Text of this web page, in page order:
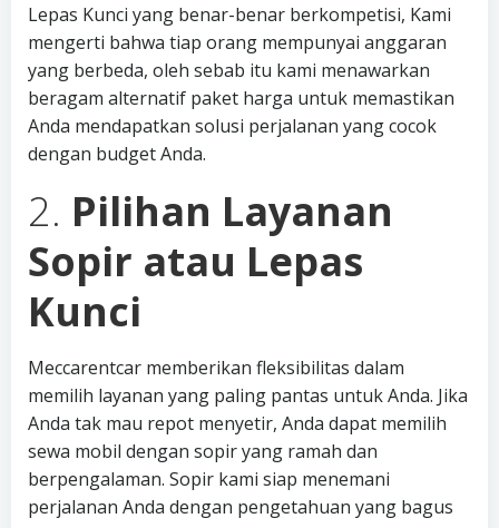
Lepas Kunci yang benar-benar berkompetisi, Kami
mengerti bahwa tiap orang mempunyai anggaran
yang berbeda, oleh sebab itu kami menawarkan
beragam alternatif paket harga untuk memastikan
Anda mendapatkan solusi perjalanan yang cocok
dengan budget Anda.
2. Pilihan Layanan
Sopir atau Lepas
Kunci
Meccarentcar memberikan fleksibilitas dalam
memilih layanan yang paling pantas untuk Anda. Jika
Anda tak mau repot menyetir, Anda dapat memilih
sewa mobil dengan sopir yang ramah dan
berpengalaman. Sopir kami siap menemani
perjalanan Anda dengan pengetahuan yang bagus